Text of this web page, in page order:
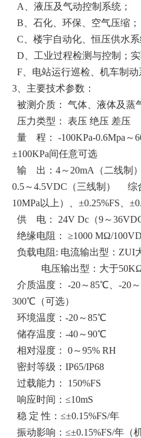
A、液压及气动控制系统；
B、石化、环保、空气压缩；
C、楼宇自动化、恒压供水系
D、工业过程检测与控制；
F、电站运行巡检、机车制动
3、主要技术参数：
被测介质： 气体、液体及蒸
压力类型： 表压 绝压 差压
量 程： -100KPa-0.6Mpa～
±100KPa间任意可选
输 出：4～20mA（二线制
0.5～4.5VDC（三线制） 综
10MPa以上）、±0.25%FS、
供 电： 24V Dc（9～36VDC
绝缘电阻： ≥1000 MΩ/
负载电阻: 电流输出型：ZUI
电压输出型：大于
介质温度： -20～85℃、-20
300℃（可选）
环境温度：-20～85℃
储存温度：-40～90℃
相对湿度： 0～95% RH
密封等级：IP65/IP68
过载能力： 150%FS
响应时间：≤10mS
稳 定 性：≤±0.15%FS/年
振动影响：≤±0.15%FS/年（